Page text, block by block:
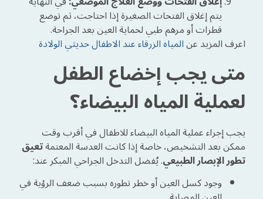
يتم إغلاق الفتحات الصغيرة إذا احتاجت، ثم توضع
قطرات أو مرهم طبي لحماية العين بعد الجراحة.
اعرف المزيد عنالمياه الزرقاء عند الاطفال حديثي الولادة
متى يجب إخضاع الطفل
لعملية المياه البيضاء؟
يجب إجراء عملية المياه البيضاء للاطفال في أقرب وقت
ممكن بعد التشخيص، خاصة إذا كانت العدسة المعتمةتعيق
تطور الإبصار الطبيعي. يُفضل التدخل الجراحي المبكر عند:
وجود كسل العين أو خطر تطوره بسبب ضعف الرؤية في